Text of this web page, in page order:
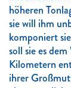
höheren
sie will ihm
komponiert
soll sie es
Kilometern
ihrer